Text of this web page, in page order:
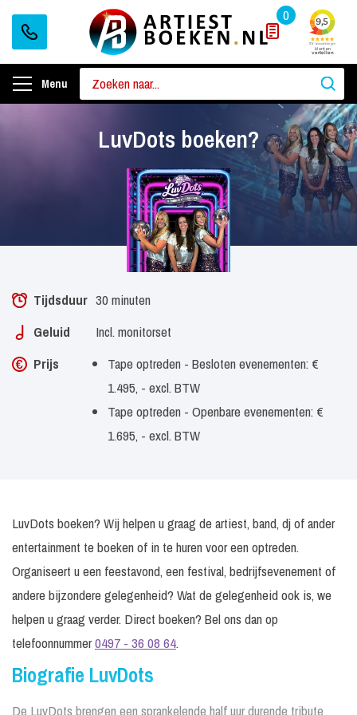
0
Menu
LuvDots boeken?
Tijdsduur 30 minuten
Geluid
Incl. monitorset
Prijs
Tape optreden - Besloten evenementen: €
1.495, - excl. BTW
Tape optreden - Openbare evenementen: €
1.695, - excl. BTW
LuvDots boeken? Wij helpen u graag de artiest, band, dj of ander
entertainment te boeken of in te huren voor een optreden.
Organiseert u een feestavond, een festival, bedrijfsevenement of
andere bijzondere gelegenheid? Wat de gelegenheid ook is, we
helpen u graag verder. Direct boeken? Bel ons dan op
telefoonnummer0497 - 36 08 64.
Biografie LuvDots
De LuvDots brengen een sprankelende half uur durende tribute